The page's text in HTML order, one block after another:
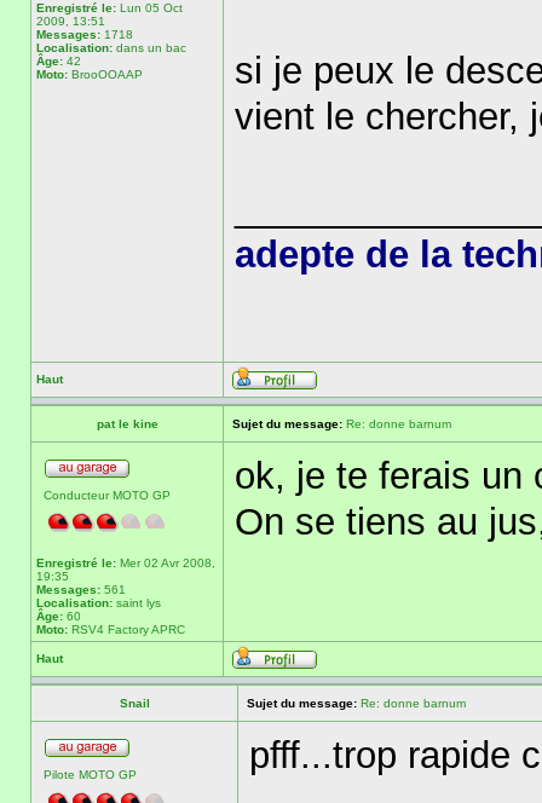
Enregistré le: Lun 05 Oct
2009, 13:51
Messages: 1718
Localisation: dans un bac
Âge: 42
Moto: BrooOOAAP
si je peux le
vient le chercher,
adepte de la
Haut
pat le kine Sujet du message: Re: donne barnum
Conducteur MOTO GP
Enregistré le: Mer 02 Avr 2008,
19:35
Messages: 561
Localisation: saint lys
Âge: 60
Moto: RSV4 Factory APRC
ok, je te ferais un
On se tiens au
Haut
Snail Sujet du message: Re: donne barnum
Pilote MOTO GP
pfff...trop rapide